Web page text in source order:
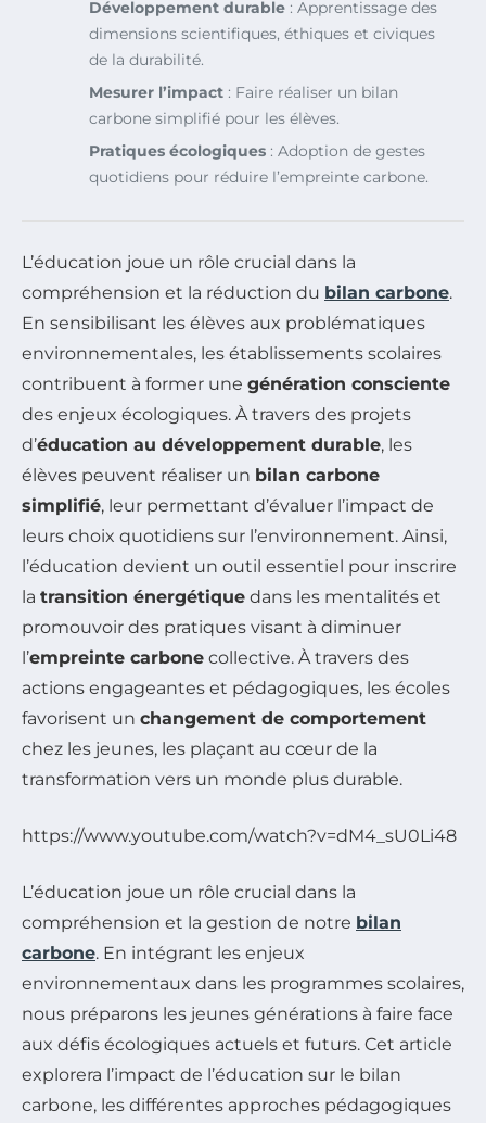
Développement durable : Apprentissage des
dimensions scientifiques, éthiques et civiques
de la durabilité.
Mesurer l’impact : Faire réaliser un bilan
carbone simplifié pour les élèves.
Pratiques écologiques : Adoption de gestes
quotidiens pour réduire l’empreinte carbone.
L’éducation joue un rôle crucial dans la
compréhension et la réduction du bilan carbone.
En sensibilisant les élèves aux problématiques
environnementales, les établissements scolaires
contribuent à former une génération consciente
des enjeux écologiques. À travers des projets
d’éducation au développement durable, les
élèves peuvent réaliser un bilan carbone
simplifié, leur permettant d’évaluer l’impact de
leurs choix quotidiens sur l’environnement. Ainsi,
l’éducation devient un outil essentiel pour inscrire
la transition énergétique dans les mentalités et
promouvoir des pratiques visant à diminuer
l’empreinte carbone collective. À travers des
actions engageantes et pédagogiques, les écoles
favorisent un changement de comportement
chez les jeunes, les plaçant au cœur de la
transformation vers un monde plus durable.
https://www.youtube.com/watch?v=dM4_sU0Li48
L’éducation joue un rôle crucial dans la
compréhension et la gestion de notre bilan
carbone. En intégrant les enjeux
environnementaux dans les programmes scolaires,
nous préparons les jeunes générations à faire face
aux défis écologiques actuels et futurs. Cet article
explorera l’impact de l’éducation sur le bilan
carbone, les différentes approches pédagogiques